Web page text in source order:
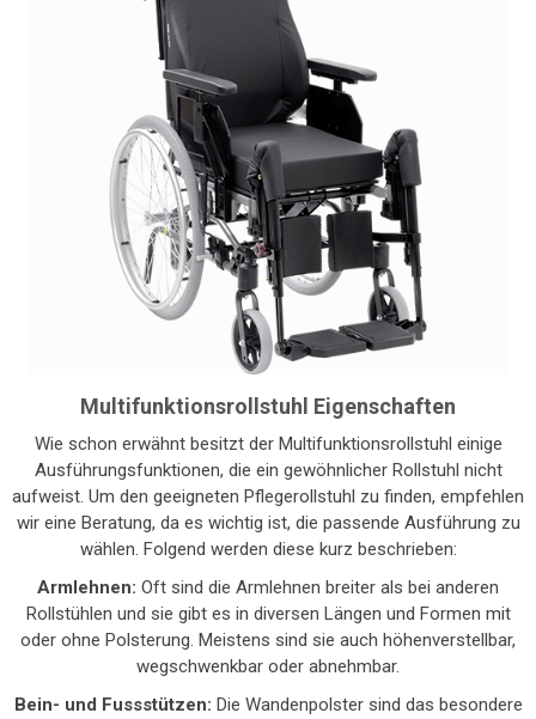
Multifunktionsrollstuhl Eigenschaften
Wie schon erwähnt besitzt der Multifunktionsrollstuhl einige
Ausführungsfunktionen, die ein gewöhnlicher Rollstuhl nicht
aufweist. Um den geeigneten Pflegerollstuhl zu finden, empfehlen
wir eine Beratung, da es wichtig ist, die passende Ausführung zu
wählen. Folgend werden diese kurz beschrieben:
Armlehnen: Oft sind die Armlehnen breiter als bei anderen
Rollstühlen und sie gibt es in diversen Längen und Formen mit
oder ohne Polsterung. Meistens sind sie auch höhenverstellbar,
wegschwenkbar oder abnehmbar.
Bein- und Fussstützen: Die Wandenpolster sind das besondere